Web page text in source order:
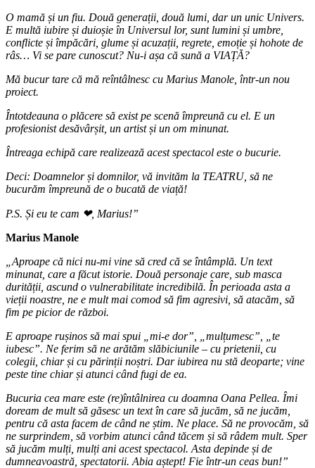
O mamă și un fiu. Două generații, două lumi, dar un unic Univers.
E multă iubire și duioșie în Universul lor, sunt lumini și umbre,
conflicte și împăcări, glume și acuzații, regrete, emoție și hohote de
râs… Vi se pare cunoscut? Nu-i așa că sună a VIAȚĂ?
Mă bucur tare că mă reîntâlnesc cu Marius Manole, într-un nou
proiect.
Întotdeauna o plăcere să exist pe scenă împreună cu el. E un
profesionist desăvârșit, un artist și un om minunat.
Întreaga echipă care realizează acest spectacol este o bucurie.
Deci: Doamnelor și domnilor, vă invităm la TEATRU, să ne
bucurăm împreună de o bucată de viață!
P.S. Și eu te cam ❤, Marius!”
Marius Manole
„Aproape că nici nu-mi vine să cred că se întâmplă. Un text
minunat, care a făcut istorie. Două personaje care, sub masca
durității, ascund o vulnerabilitate incredibilă. În perioada asta a
vieții noastre, ne e mult mai comod să fim agresivi, să atacăm, să
fim pe picior de război.
E aproape rușinos să mai spui „mi-e dor”, „mulțumesc”, „te
iubesc”. Ne ferim să ne arătăm slăbiciunile – cu prietenii, cu
colegii, chiar și cu părinții noștri. Dar iubirea nu stă deoparte; vine
peste tine chiar și atunci când fugi de ea.
Bucuria cea mare este (re)întâlnirea cu doamna Oana Pellea. Îmi
doream de mult să găsesc un text în care să jucăm, să ne jucăm,
pentru că asta facem de când ne știm. Ne place. Să ne provocăm, să
ne surprindem, să vorbim atunci când tăcem și să râdem mult. Sper
să jucăm mulți, mulți ani acest spectacol. Asta depinde și de
dumneavoastră, spectatorii. Abia aștept! Fie într-un ceas bun!”